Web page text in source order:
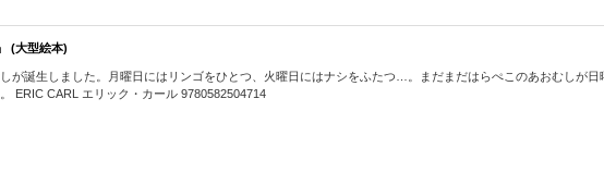
(大型絵本)
が誕生しました。月曜日にはリンゴをひとつ、火曜日にはナシをふたつ…。まだまだはらぺこのあおむしが
ERIC CARL エリック・カール 9780582504714